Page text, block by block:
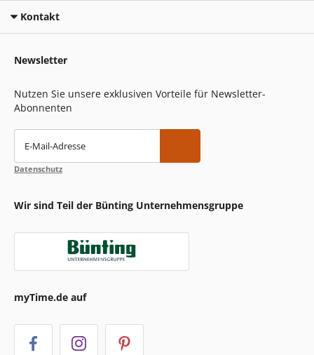
Kontakt
Newsletter
Nutzen Sie unsere exklusiven Vorteile für Newsletter-
Abonnenten
E-Mail-Adresse
Datenschutz
Wir sind Teil der Bünting Unternehmensgruppe
myTime.de auf